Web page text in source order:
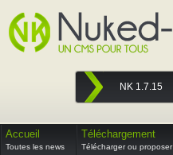
NK 1.7.15
Accueil
Toutes les news
Téléchargement
Télécharger ou proposer